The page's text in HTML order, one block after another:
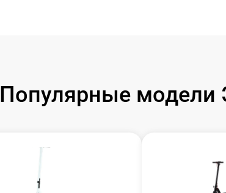
Популярные модели